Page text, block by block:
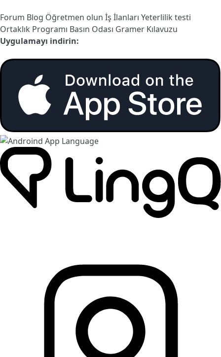
Forum Blog Öğretmen olun İş İlanları Yeterlilik testi
Ortaklık Programı Basın Odası Gramer Kılavuzu
Uygulamayı indirin: